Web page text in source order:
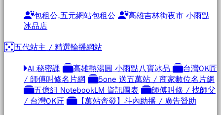
包租公,五元網站包租公
高雄吉林街夜市 小雨點
冰品店
五代站主 / 精選輪播網站
AI 秘密課 高雄熱湯圓 小雨點八寶冰品
台灣OK匠
/ 師傅叫修名片網
5one 送五萬站 / 商家數位名片網
五億組 NotebookLM 資訊圖表
師傅叫修 / 找師父
/ 台灣OK匠
【萬站齊發】斗內助播 / 廣告贊助